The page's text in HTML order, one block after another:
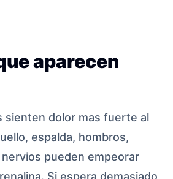
aparecen
sienten dolor mas fuerte al
espalda, hombros,
pueden empeorar
Si espera demasiado